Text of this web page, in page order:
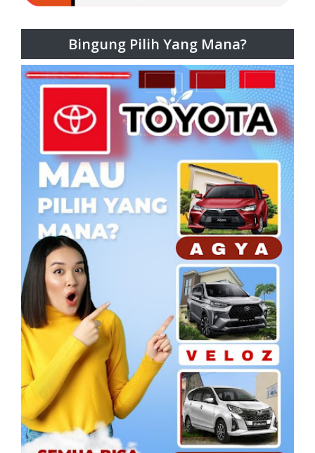
Bingung Pilih Yang Mana?